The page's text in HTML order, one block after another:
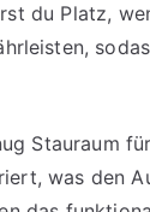
du Platz,
Stauraum
was den